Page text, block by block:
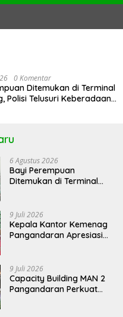
Bahaya
Tanpa
Pandega
Masyarakat
0 Komentar
Ditemukan di Terminal
Polisi Telusuri Keberadaan
6 Agustus 2026
Bayi Perempuan
Ditemukan di Terminal
9 Juli 2026
Kepala Kantor Kemenag
Pangandaran Apresiasi
Pangandaran, Tekankan
Pentingnya Sinergi Antar
Lini
9 Juli 2026
Capacity Building MAN 2
Pangandaran Perkuat